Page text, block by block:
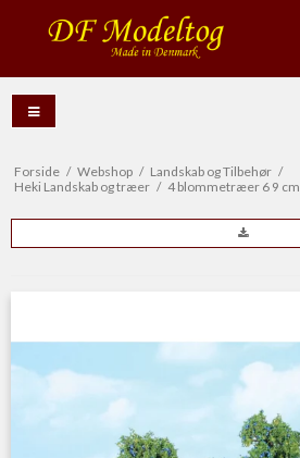
Forside / Webshop / Landskab og Tilbehør /
Heki Landskab og træer / 4 blommetræer 6 9 cm